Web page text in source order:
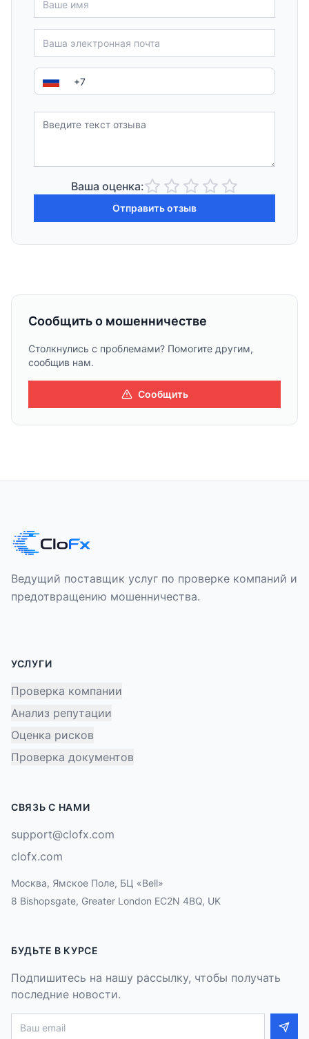
Ваша оценка:
Отправить отзыв
Сообщить о мошенничестве
Столкнулись с проблемами? Помогите другим,
сообщив нам.
Сообщить
Ведущий поставщик услуг по проверке компаний и
предотвращению мошенничества.
УСЛУГИ
Проверка компании
Анализ репутации
Оценка рисков
Проверка документов
СВЯЗЬ С НАМИ
support@clofx.com
clofx.com
Москва, Ямское Поле, БЦ «Bell»
8 Bishopsgate, Greater London EC2N 4BQ, UK
БУДЬТЕ В КУРСЕ
Подпишитесь на нашу рассылку, чтобы получать
последние новости.